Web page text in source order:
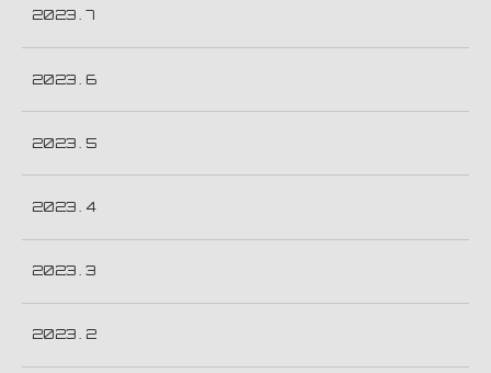
2023 . 7
2023 . 6
2023 . 5
2023 . 4
2023 . 3
2023 . 2